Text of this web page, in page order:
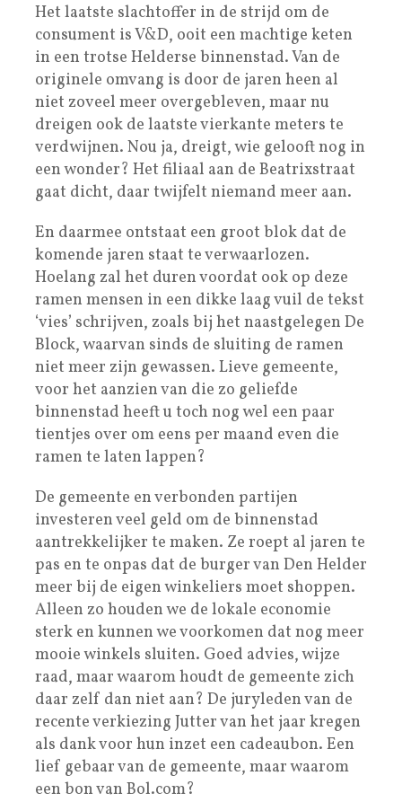
Het laatste slachtoffer in de strijd om de
consument is V&D, ooit een machtige keten
in een trotse Helderse binnenstad. Van de
originele omvang is door de jaren heen al
niet zoveel meer overgebleven, maar nu
dreigen ook de laatste vierkante meters te
verdwijnen. Nou ja, dreigt, wie gelooft nog in
een wonder? Het filiaal aan de Beatrixstraat
gaat dicht, daar twijfelt niemand meer aan.
En daarmee ontstaat een groot blok dat de
komende jaren staat te verwaarlozen.
Hoelang zal het duren voordat ook op deze
ramen mensen in een dikke laag vuil de tekst
‘vies’ schrijven, zoals bij het naastgelegen De
Block, waarvan sinds de sluiting de ramen
niet meer zijn gewassen. Lieve gemeente,
voor het aanzien van die zo geliefde
binnenstad heeft u toch nog wel een paar
tientjes over om eens per maand even die
ramen te laten lappen?
De gemeente en verbonden partijen
investeren veel geld om de binnenstad
aantrekkelijker te maken. Ze roept al jaren te
pas en te onpas dat de burger van Den Helder
meer bij de eigen winkeliers moet shoppen.
Alleen zo houden we de lokale economie
sterk en kunnen we voorkomen dat nog meer
mooie winkels sluiten. Goed advies, wijze
raad, maar waarom houdt de gemeente zich
daar zelf dan niet aan? De juryleden van de
recente verkiezing Jutter van het jaar kregen
als dank voor hun inzet een cadeaubon. Een
lief gebaar van de gemeente, maar waarom
een bon van Bol.com?